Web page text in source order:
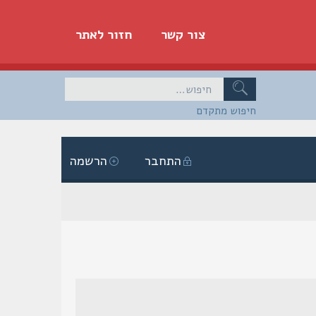
חזור לאתר צור קשר
חיפוש מתקדם
הרשמה התחבר